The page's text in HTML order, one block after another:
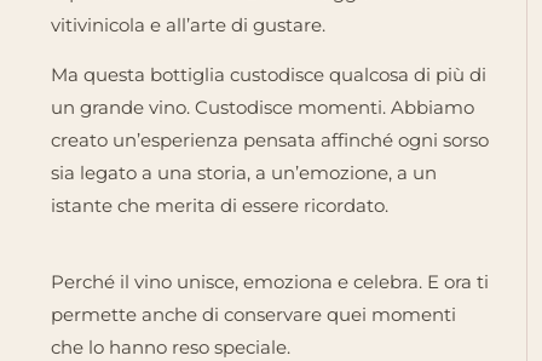
vitivinicola e all’arte di gustare.
Ma questa bottiglia custodisce qualcosa di più di
un grande vino. Custodisce momenti. Abbiamo
creato un’esperienza pensata affinché ogni sorso
sia legato a una storia, a un’emozione, a un
istante che merita di essere ricordato.
Perché il vino unisce, emoziona e celebra. E ora ti
permette anche di conservare quei momenti
che lo hanno reso speciale.